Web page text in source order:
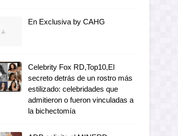
En Exclusiva by CAHG
Celebrity Fox RD,Top10,El
secreto detrás de un rostro más
estilizado: celebridades que
admitieron o fueron vinculadas a
la bichectomía